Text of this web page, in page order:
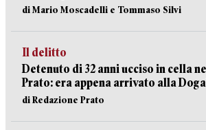
di Mario Moscadelli e Tommaso Silvi
Il delitto
Detenuto di 32 anni ucciso in cella
Prato: era appena arrivato alla
di Redazione Prato